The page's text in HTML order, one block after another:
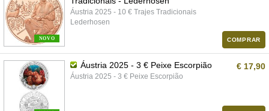
NOVO
Áustria 2025 - 10 € Trajes Tradicionais
Lederhosen
COMPRAR
Áustria 2025 - 3 € Peixe Escorpião
Áustria 2025 - 3 € Peixe Escorpião
€ 17,90